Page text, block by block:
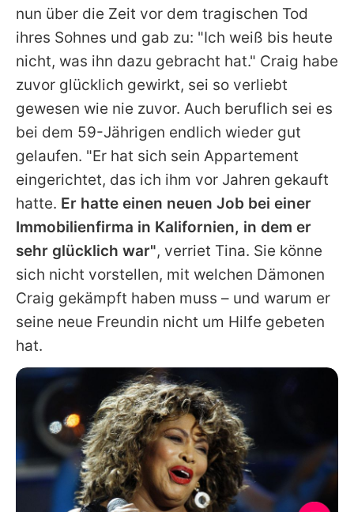
nun über die Zeit vor dem tragischen Tod
ihres Sohnes und gab zu: "Ich weiß bis heute
nicht, was ihn dazu gebracht hat." Craig habe
zuvor glücklich gewirkt, sei so verliebt
gewesen wie nie zuvor. Auch beruflich sei es
bei dem 59-Jährigen endlich wieder gut
gelaufen. "Er hat sich sein Appartement
eingerichtet, das ich ihm vor Jahren gekauft
hatte. Er hatte einen neuen Job bei einer
Immobilienfirma in Kalifornien, in dem er
sehr glücklich war", verriet Tina. Sie könne
sich nicht vorstellen, mit welchen Dämonen
Craig gekämpft haben muss – und warum er
seine neue Freundin nicht um Hilfe gebeten
hat.